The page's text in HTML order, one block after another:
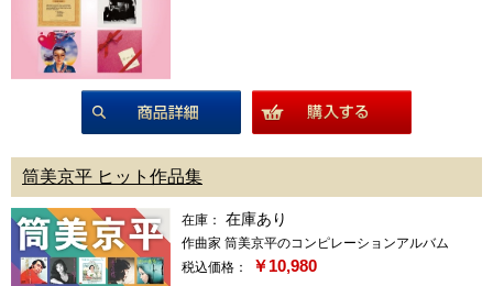
筒美京平 ヒット作品集
在庫： 在庫あり
作曲家 筒美京平のコンピレーションアルバム
税込価格：
￥10,980